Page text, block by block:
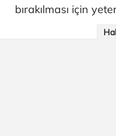
bırakılması için